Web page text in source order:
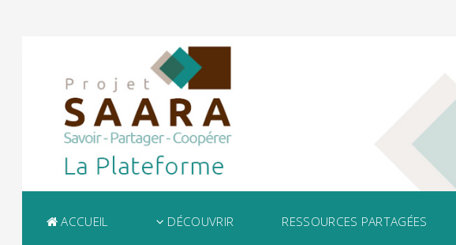
ACCUEIL DÉCOUVRIR RESSOURCES PARTAGÉES